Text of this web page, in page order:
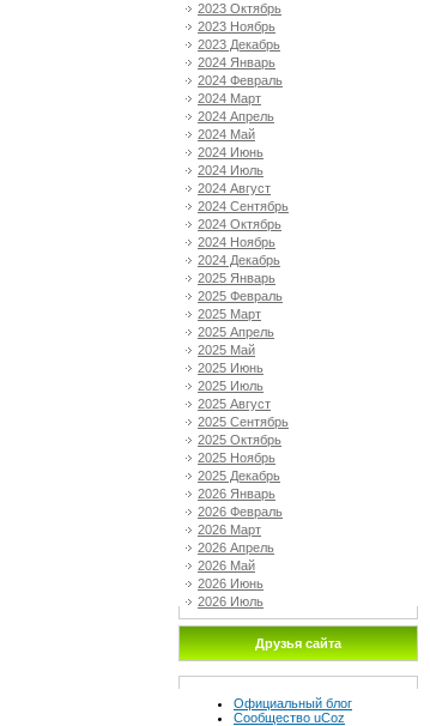
2023 Октябрь
2023 Ноябрь
2023 Декабрь
2024 Январь
2024 Февраль
2024 Март
2024 Апрель
2024 Май
2024 Июнь
2024 Июль
2024 Август
2024 Сентябрь
2024 Октябрь
2024 Ноябрь
2024 Декабрь
2025 Январь
2025 Февраль
2025 Март
2025 Апрель
2025 Май
2025 Июнь
2025 Июль
2025 Август
2025 Сентябрь
2025 Октябрь
2025 Ноябрь
2025 Декабрь
2026 Январь
2026 Февраль
2026 Март
2026 Апрель
2026 Май
2026 Июнь
2026 Июль
Друзья сайта
Официальный блог
Сообщество uCoz